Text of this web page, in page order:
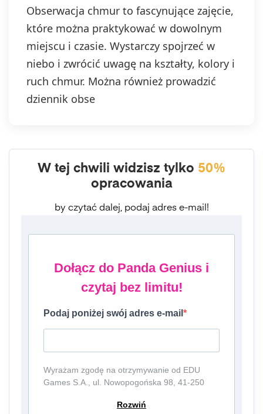
Obserwacja chmur to fascynujące zajęcie,
które można praktykować w dowolnym
miejscu i czasie. Wystarczy spojrzeć w
niebo i zwrócić uwagę na kształty, kolory i
ruch chmur. Można również prowadzić
dziennik obse
W tej chwili widzisz tylko 50%
opracowania
by czytać dalej, podaj adres e-mail!
Dołącz do Panda Genius i
czytaj bez limitu!
Podaj poniżej swój adres e-mail
Wyrażam zgodę na otrzymywanie od EDU
Games S.A., ul. Nowopogońska 98, 41-250
REGON: 387109330 (dalej jako
Rozwiń